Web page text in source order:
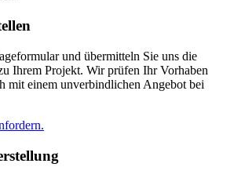
und übermitteln Sie uns die
Ihrem Projekt. Wir prüfen Ihr Vorhaben
mit einem unverbindlichen Angebot bei